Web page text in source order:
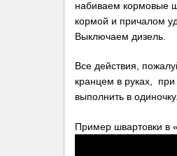
набиваем кормовые
кормой и причалом
Выключаем дизель.
Все действия,
кранцем в руках,
выполнить в
Пример швартовки в